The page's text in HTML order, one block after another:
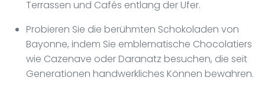
Terrassen und Cafés entlang der Ufer.
Probieren Sie die berühmten Schokoladen von
Bayonne, indem Sie emblematische Chocolatiers
wie Cazenave oder Daranatz besuchen, die seit
Generationen handwerkliches Können bewahren.